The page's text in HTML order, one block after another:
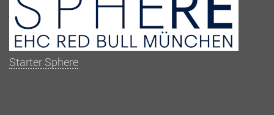
Starter Sphere